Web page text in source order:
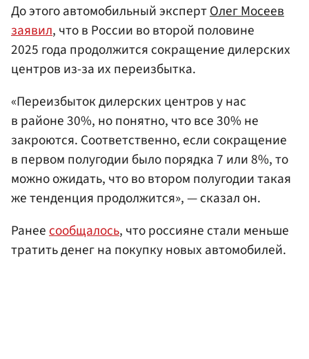
До этого автомобильный экспертОлег Мосеев
заявил, что в России во второй половине
2025 года продолжится сокращение дилерских
центров из-за их переизбытка.
«Переизбыток дилерских центров у нас
в районе 30%, но понятно, что все 30% не
закроются. Соответственно, если сокращение
в первом полугодии было порядка 7 или 8%, то
можно ожидать, что во втором полугодии такая
же тенденция продолжится», — сказал он.
Ранеесообщалось, что россияне стали меньше
тратить денег на покупку новых автомобилей.